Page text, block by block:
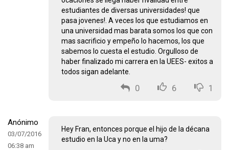
estudiantes de diversas universidades! que
pasa jovenes!. A veces los que estudiamos en
una universidad mas barata somos los que con
mas sacrificio y empeño lo hacemos, los que
sabemos lo cuesta el estudio. Orgulloso de
haber finalizado mi carrera en la UEES- exitos a
todos sigan adelante.
0 6 1
Anónimo
03/07/2016
06:38 am
Hey Fran, entonces porque el hijo de la décana
estudio en la Uca y no en la uma?